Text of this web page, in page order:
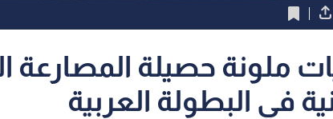
ملونة حصيلة المصارعة
في البطولة العربية